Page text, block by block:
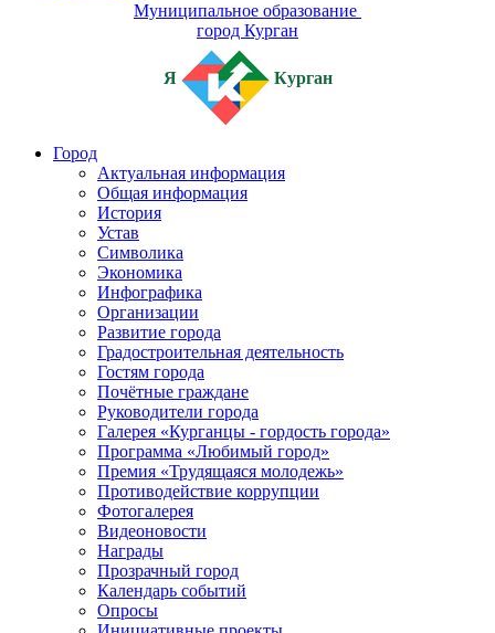
Муниципальное образование
город Курган
Я Курган
Город
Актуальная информация
Общая информация
История
Устав
Символика
Экономика
Инфографика
Организации
Развитие города
Градостроительная деятельность
Гостям города
Почётные граждане
Руководители города
Галерея «Курганцы - гордость города»
Программа «Любимый город»
Премия «Трудящаяся молодежь»
Противодействие коррупции
Фотогалерея
Видеоновости
Награды
Прозрачный город
Календарь событий
Опросы